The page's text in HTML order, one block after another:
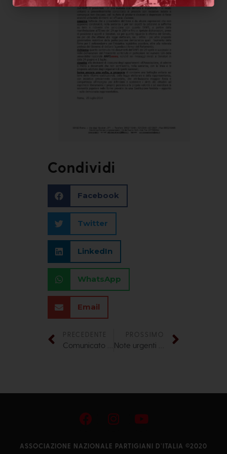
Condividi
Facebook
Twitter
LinkedIn
WhatsApp
Email
PRECEDENTE PROSSIMO
ASSOCIAZIONE NAZIONALE PARTIGIANI D’ITALIA ©2020